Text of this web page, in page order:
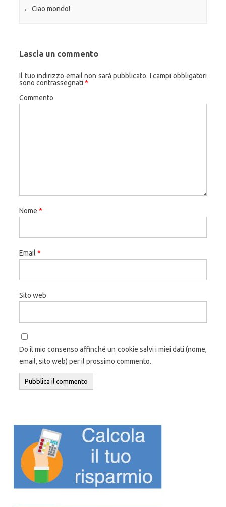
Navigazione articolo
← Ciao mondo!
Lascia un commento
Il tuo indirizzo email non sarà pubblicato. I campi obbligatori
sono contrassegnati *
Commento
Nome *
Email *
Sito web
Do il mio consenso affinché un cookie salvi i miei dati (nome,
email, sito web) per il prossimo commento.